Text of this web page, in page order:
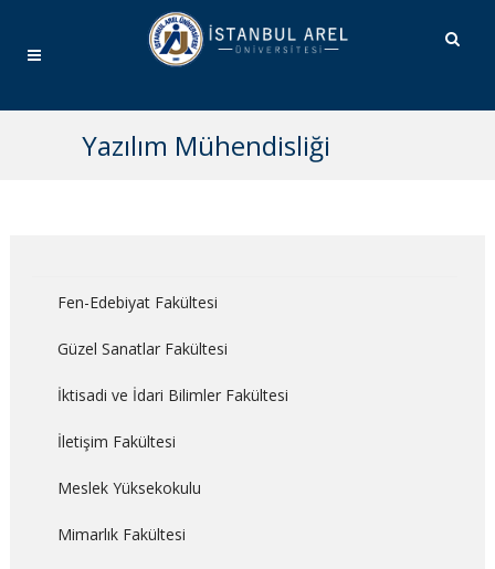
Yazılım Mühendisliği
Fen-Edebiyat Fakültesi
Güzel Sanatlar Fakültesi
İktisadi ve İdari Bilimler Fakültesi
İletişim Fakültesi
Meslek Yüksekokulu
Mimarlık Fakültesi